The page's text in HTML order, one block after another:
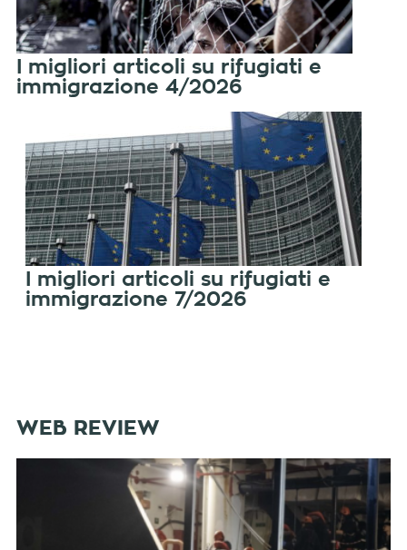
I migliori articoli su rifugiati e
immigrazione 4/2026
I migliori articoli su rifugiati e
immigrazione 7/2026
WEB REVIEW